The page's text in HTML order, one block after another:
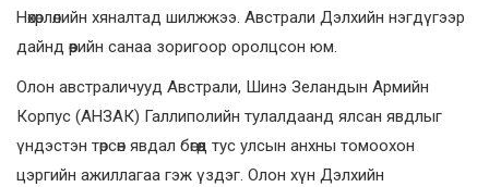
Нөхөрлөлийн хяналтад шилжжээ. Австрали Дэлхийн нэгдүгээр
дайнд өөрийн санаа зоригоор оролцсон юм.
Олон австраличууд Австрали, Шинэ Зеландын Армийн
Корпус (АНЗАК) Галлиполийн тулалдаанд ялсан явдлыг
үндэстэн төрсөн явдал бөгөөд тус улсын анхны томоохон
цэргийн ажиллагаа гэж үздэг. Олон хүн Дэлхийн